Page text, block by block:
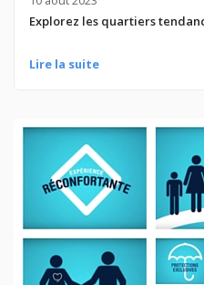
Explorez les quartiers
Lire la suite